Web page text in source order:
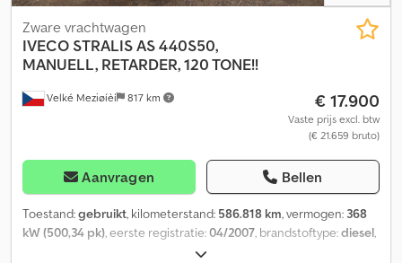
Velké Meziøíèí 817 km
Zware vrachtwagen
IVECO STRALIS AS 440S50,
MANUELL, RETARDER, 120 TONE!!
€ 17.900
Vaste prijs excl. btw
(€ 21.659 bruto)
Aanvragen Bellen
Toestand:gebruikt, kilometerstand: 586.818 km, vermogen: 368
kW (500,34 pk), eerste registratie:04/2007, brandstoftype:diesel,
, asconfiguratie: